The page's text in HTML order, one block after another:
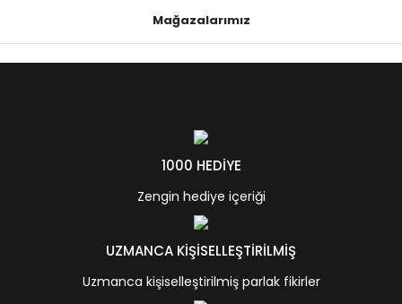
Mağazalarımız
1000 HEDİYE
Zengin hediye içeriği
UZMANCA KİŞİSELLEŞTİRİLMİŞ
Uzmanca kişiselleştirilmiş parlak fikirler